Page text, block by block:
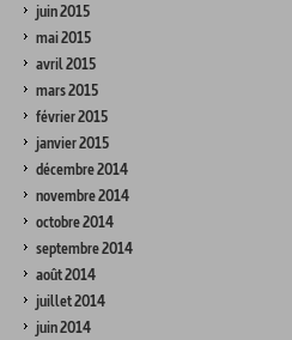
juin 2015
mai 2015
avril 2015
mars 2015
février 2015
janvier 2015
décembre 2014
novembre 2014
octobre 2014
septembre 2014
août 2014
juillet 2014
juin 2014